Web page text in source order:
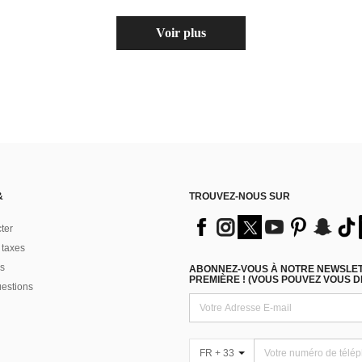
Voir plus
taxes
TROUVEZ-NOUS SUR
ABONNEZ-VOUS À NOTRE
PREMIÈRE ! (VOUS POUVEZ VOUS
FR + 33